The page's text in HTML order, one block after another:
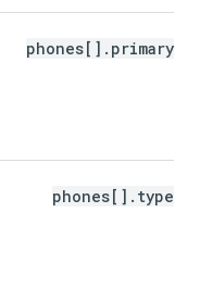
phones[].primary
phones[].type